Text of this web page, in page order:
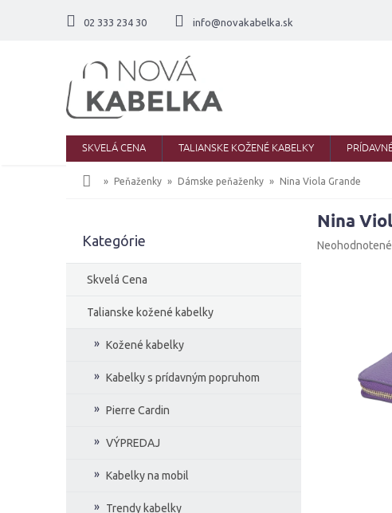
02 333 234 30 info@novakabelka.sk
SKVELÁ CENA TALIANSKE KOŽENÉ KABELKY
Domov
Peňaženky Dámske peňaženky Nina Viola Grande
č
Preskočiť
Kategórie
Skvelá Cena
Talianske kožené kabelky
Kožené kabelky
Kabelky s prídavným popruhom
Pierre Cardin
VÝPREDAJ
Kabelky na mobil
Trendy kabelky
Nina
Priemerné
Neohodnotené